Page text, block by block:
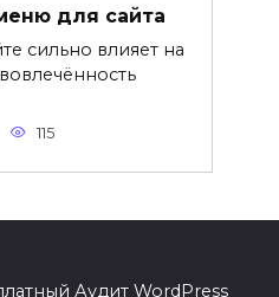
для сайта
сильно влияет на
115
Аудит WordPress